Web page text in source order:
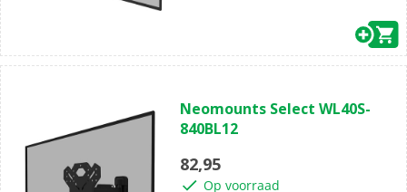
van
de
sterren.
Neomounts Select WL40S-
840BL12
82,95
Op voorraad